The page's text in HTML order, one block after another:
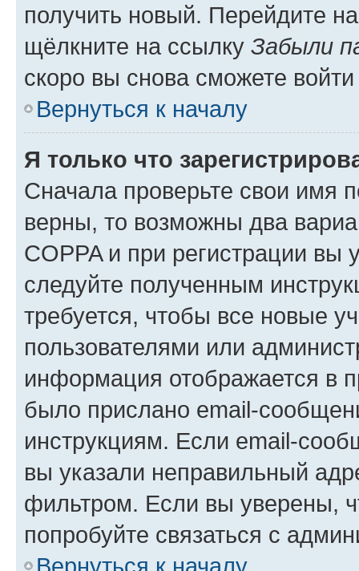
получить новый. Перейдите
щёлкните на ссылку Забыли
скоро вы снова сможете
Вернуться к началу
Я только что
Сначала проверьте свои имя
верны, то возможны два
COPPA и при регистрации вы
следуйте полученным
требуется, чтобы все новые
пользователями или
информация отображается в
было прислано email-
инструкциям. Если email-
вы указали неправильный
фильтром. Если вы уверены,
попробуйте связаться с
Вернуться к началу